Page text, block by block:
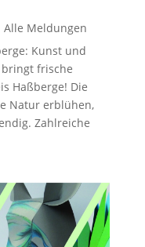
Alle Meldungen
Kunst und
frische
Haßberge! Die
Natur erblühen,
Zahlreiche